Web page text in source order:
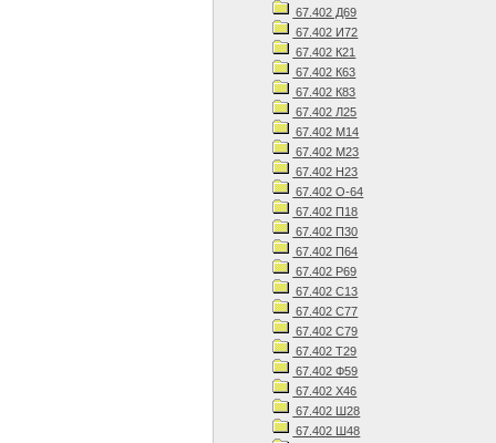
67.402 Д69
67.402 И72
67.402 К21
67.402 К63
67.402 К83
67.402 Л25
67.402 М14
67.402 М23
67.402 Н23
67.402 О-64
67.402 П18
67.402 П30
67.402 П64
67.402 Р69
67.402 С13
67.402 С77
67.402 С79
67.402 Т29
67.402 Ф59
67.402 Х46
67.402 Ш28
67.402 Ш48